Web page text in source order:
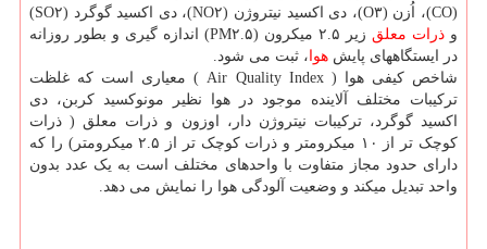
(CO)، اُزن (O۳)، دی اکسید نیتروژن (NO۲)، دی اکسید گوگرد (SO۲)
و ذرات معلق
زیر ۲.۵ میکرون (PM۲.۵) اندازه گیری و بطور روزانه
در ایستگاههای پایش هوا، ثبت می شود.
شاخص کیفی هوا ( Air Quality Index ) معیاری است که غلظت
ترکیبات مختلف آلاینده موجود در هوا نظیر مونوکسید کربن، دی
اکسید گوگرد، ترکیبات نیتروژن دار، اوزون و ذرات معلق ( ذرات
کوچک تر از ۱۰ میکرومتر و ذرات کوچک تر از ۲.۵ میکرومتر) را که
دارای حدود مجاز متفاوت با واحدهای مختلف است به یک عدد بدون
واحد تبدیل میکند و وضعیت آلودگی هوا را نمایش می دهد.